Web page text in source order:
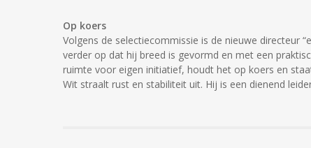
Op koers
Volgens de selectiecommissie is de nieuwe directeur
verder op dat hij breed is gevormd en met een
ruimte voor eigen initiatief, houdt het op koers en
Wit straalt rust en stabiliteit uit. Hij is een dienend